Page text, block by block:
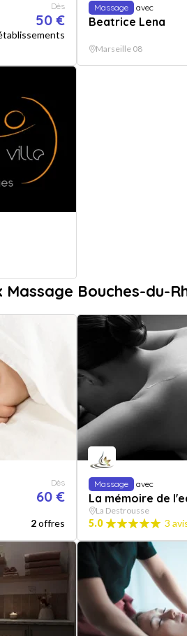
Dès
50 €
Massage avec
Beatrice Lena
Marseille 08
Bouches-du-
Dès
60 €
2offres
Massage avec
La mémoire de
La Destrousse
5.0 3